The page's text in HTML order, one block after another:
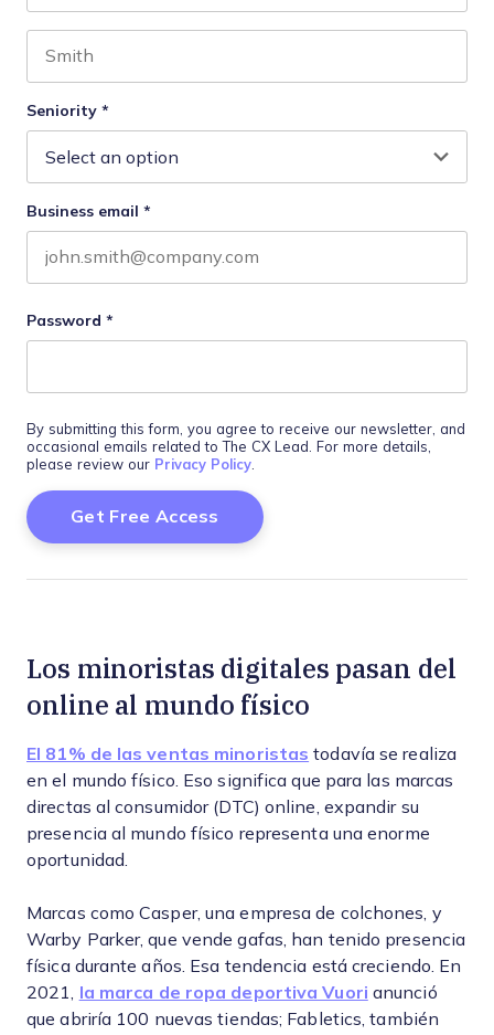
Seniority *
Business email *
Password *
By submitting this form, you agree to receive our newsletter, and
occasional emails related to The CX Lead. For more details,
please review our Privacy Policy.
Los minoristas digitales pasan del
online al mundo físico
El 81% de las ventas minoristas todavía se realiza
en el mundo físico. Eso significa que para las marcas
directas al consumidor (DTC) online, expandir su
presencia al mundo físico representa una enorme
oportunidad.
Marcas como Casper, una empresa de colchones, y
Warby Parker, que vende gafas, han tenido presencia
física durante años. Esa tendencia está creciendo. En
2021, la marca de ropa deportiva Vuori anunció
que abriría 100 nuevas tiendas; Fabletics, también